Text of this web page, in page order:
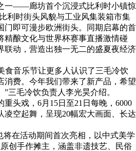
一——廊坊首个沉浸式比利时小镇惊
利时街头风貌与工业风集装箱市集
门即可漫步欧洲街头。同期启幕的首
精酿文化与世界杯赛事直播激情碰
联动，营造出独一无二的盛夏夜经济
食音乐节让更多人认识了三毛冷饮
消费。今年我们带来了新产品，希望
三毛冷饮负责人李光昊介绍。
头戏，6月15日至21日每晚，6000
凌空起舞，呈现20幅宏大画面、长达
将在活动期间首次亮相，以中式美学
创手作摊主，涵盖非遗技艺、民俗